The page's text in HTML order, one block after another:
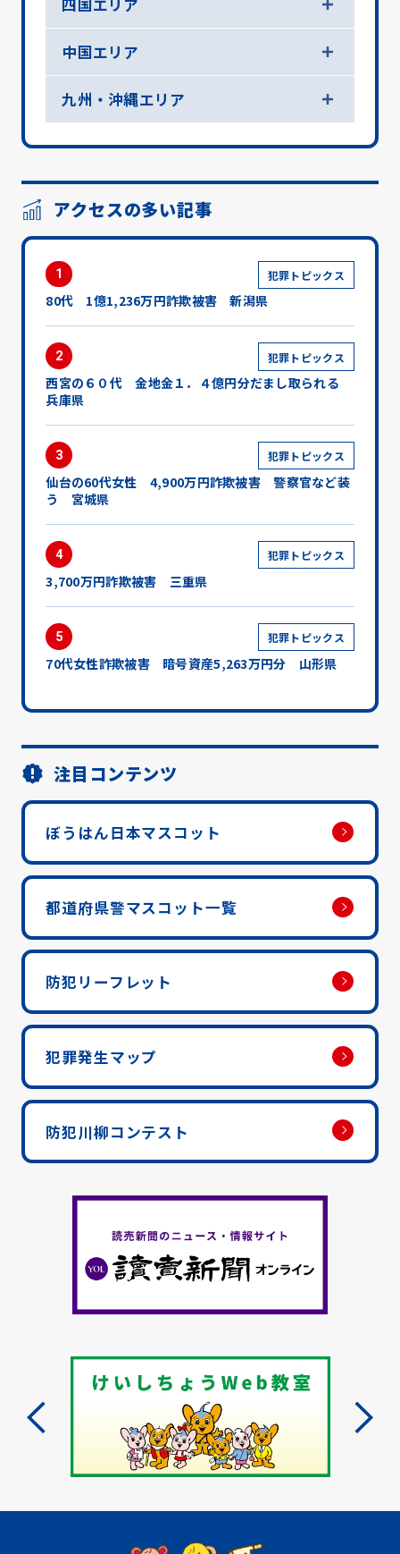
四国エリア
中国エリア
九州・沖縄エリア
アクセスの多い記事
1 犯罪トピックス
80代 1億1,236万円詐欺被害 新潟県
2 犯罪トピックス
西宮の６０代 金地金１．４億円分だまし取られる
兵庫県
3 犯罪トピックス
仙台の60代女性 4,900万円詐欺被害 警察官など装
う 宮城県
4 犯罪トピックス
3,700万円詐欺被害 三重県
5 犯罪トピックス
70代女性詐欺被害 暗号資産5,263万円分 山形県
注目コンテンツ
ぼうはん日本マスコット
都道府県警マスコット一覧
防犯リーフレット
犯罪発生マップ
防犯川柳コンテスト